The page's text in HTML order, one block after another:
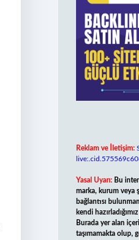
Reklam ve İletişim:
Yasal Uyarı: Bu
marka, kurum veya
bağlantısı
kendi
Burada yer alan
taşımamakta olup,